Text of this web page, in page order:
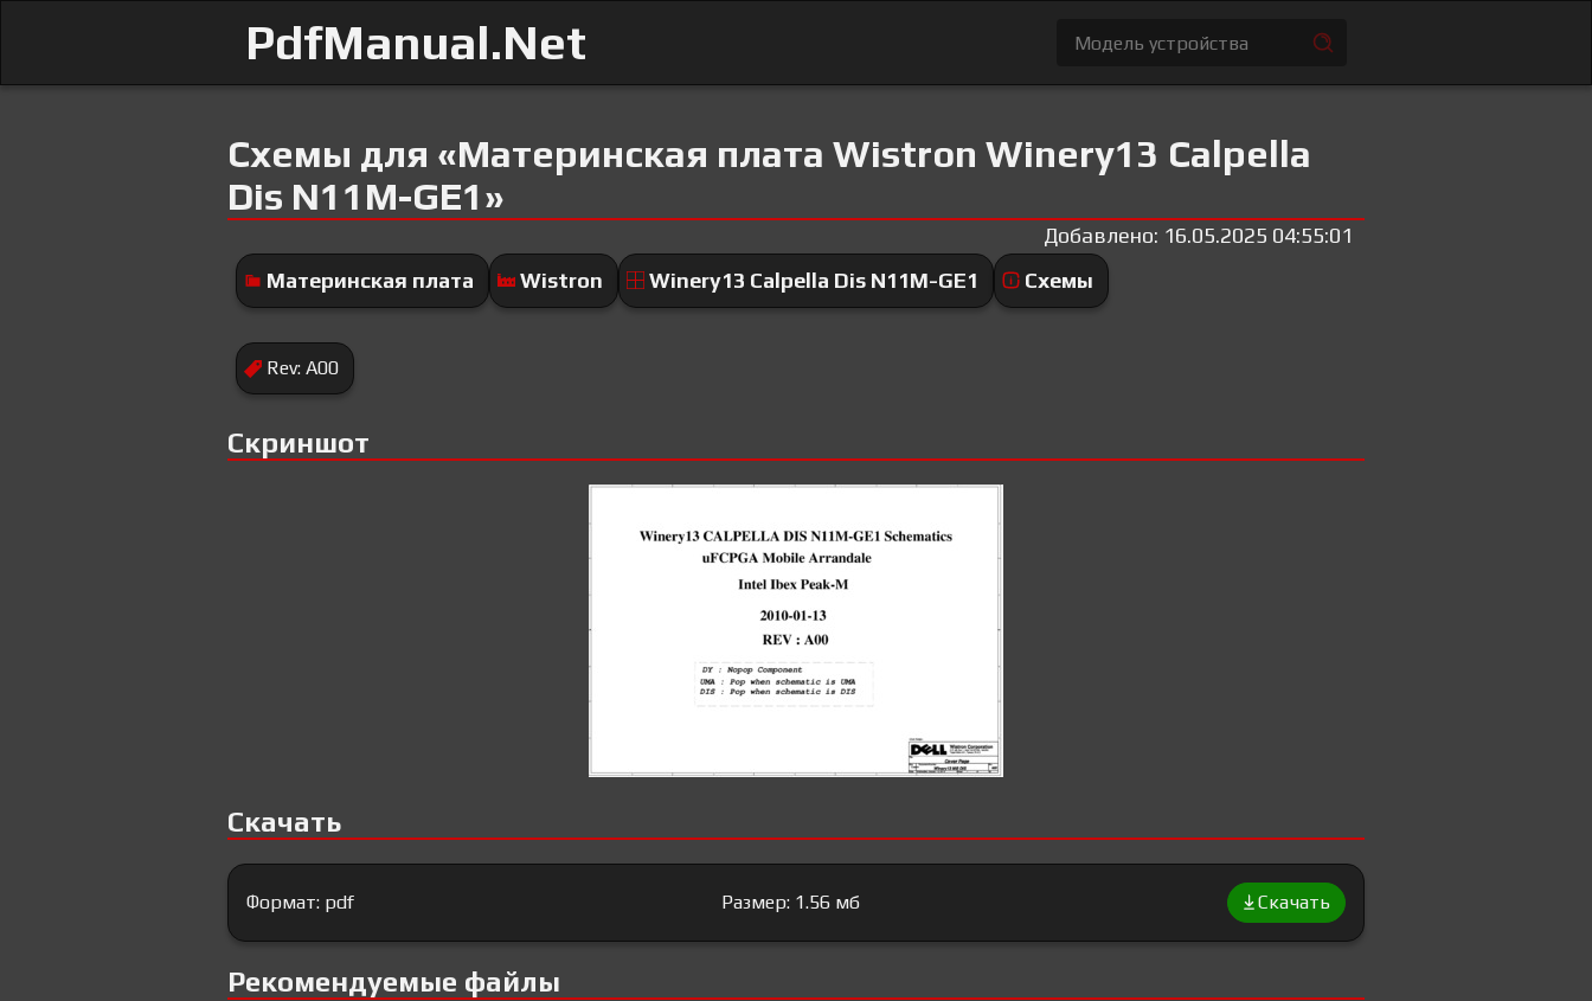
PdfManual.Net
Схемы для «Материнская плата Wistron Winery13 Calpella
Dis N11M-GE1»
Добавлено: 16.05.2025 04:55:01
Материнская плата
Wistron Winery13 Calpella Dis N11M-GE1 Схемы
Rev: A00
Скриншот
Скачать
Формат: pdf Размер: 1.56 мб Скачать
Рекомендуемые файлы